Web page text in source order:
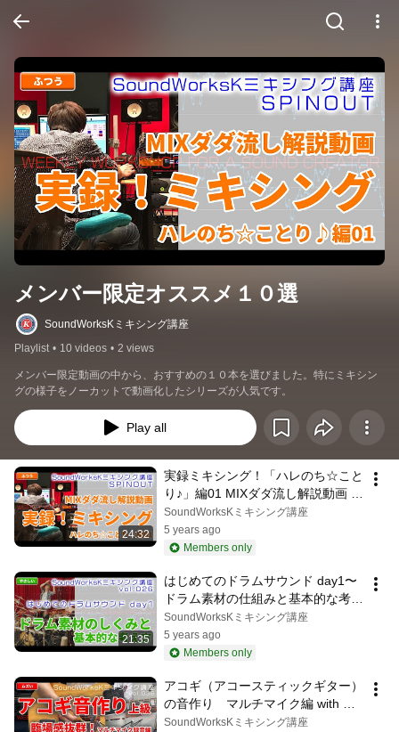
メンバー限定オススメ１０選
SoundWorksKミキシング講座
Playlist • 10 videos • 2 views
メンバー限定動画の中から、おすすめの１０本を選びました。特にミキシン
グの様子をノーカットで動画化したシリーズが人気です。
Play all
24:32
実録ミキシング！「ハレのち☆こと
り♪」編01 MIXダダ流し解説動画
SoundWorksKミキシング講座
SPINOUT [vol.021 難しさ：ふつう]
SoundWorksKミキシング講座
5 years ago
Members only
21:35
はじめてのドラムサウンド day1〜
ドラム素材の仕組みと基本的な考え
方 for Addictive Drums〜
SoundWorksKミキシング講座
[vol.026 難しさ：やさしい]
SoundWorksKミキシング講座
5 years ago
Members only
アコギ（アコースティックギター）
の音作り　マルチマイク編 with 村
田雅和さん  [vol.036 難しさ：ムズ
SoundWorksKミキシング講座